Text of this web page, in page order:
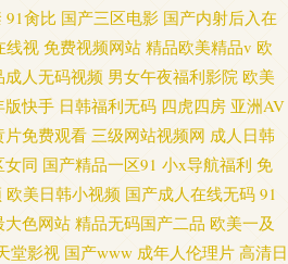
91肏比 国产三区电影 国产内射后入在
线视免费视频网站 精品欧美精品v 欧
成人无码视频 男女午夜福利影院 欧美
版快手 日韩福利无码 四虎四房 亚洲AV
片免费观看 三级网站视频网 成人日韩
女同 国产精品一区91 小x导航福利 免
欧美日韩小视频 国产成人在线无码 91
大色网站 精品无码国产二品 欧美一及
堂影视 国产www 成年人伦理片 高清日